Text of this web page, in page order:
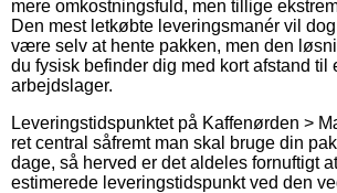
mere omkostningsfuld, men tillige
Den mest letkøbte leveringsmanér vil
være selv at hente pakken, men den
du fysisk befinder dig med kort afstand til
arbejdslager.
Leveringstidspunktet på Kaffenørden >
ret central såfremt man skal bruge din
dage, så herved er det aldeles fornuftigt
estimerede leveringstidspunkt ved den